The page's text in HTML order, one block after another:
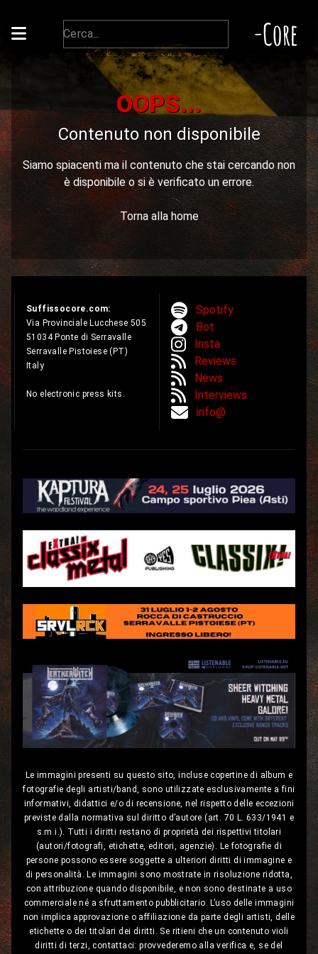
-Core
OOPS...
Contenuto non disponibile
Siamo spiacenti ma il contenuto che stai cercando non
è disponibile o si è verificato un errore.
Torna alla home
Suffissocore.com:
Via Provinciale Lucchese 505
51034 Ponte di Serravalle
Serravalle Pistoiese (PT)
Italy
No electronic press kits.
Spotify
Bot
Insta
Reviews
News
Interviews
info@
Le immagini presenti su questo sito, incluse copertine di album e
fotografie degli artisti/band, sono utilizzate esclusivamente a fini
informativi, didattici e/o di recensione, nel rispetto delle eccezioni
previste dalla normativa sul diritto d’autore (art. 70 L. 633/1941 e
s.m.i.). Tutti i diritti restano di proprietà dei rispettivi titolari
(autori/fotografi, etichette, editori, agenzie). Le fotografie di
persone possono essere soggette a ulteriori diritti di immagine e
di personalità. Le immagini sono mostrate in risoluzione ridotta,
con attribuzione quando disponibile, e non sono destinate a uso
commerciale né a sfruttamento pubblicitario. L’uso delle immagini
non implica approvazione o affiliazione da parte degli artisti, delle
etichette o dei titolari dei diritti. Se ritieni che un contenuto violi
diritti di terzi, contattaci: provvederemo alla verifica e, se del